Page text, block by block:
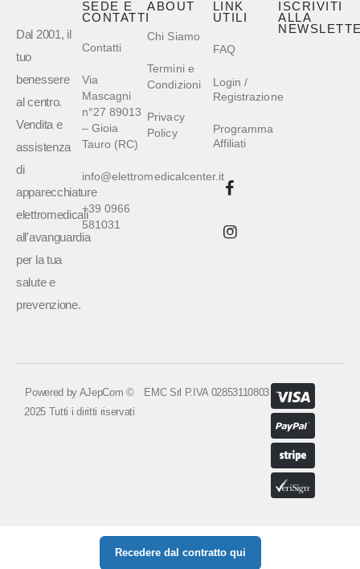
Dal 2001, il
tuo
benessere
al centro.
Vendita e
assistenza
di
apparecchiature
elettromedicali
all'avanguardia
per la tua
salute e
prevenzione.
LINK
UTILI
FAQ
Login /
Registrazione
Programma
Affiliati
ABOUT
Chi Siamo
Termini e
Condizioni
Privacy
Policy
SEDE E
CONTATTI
Contatti
Via
Mascagni
n°27 89013
– Gioia
Tauro (RC)
info@elettromedicalcenter.it
+39 0966
581031
ISCRIVITI
ALLA
Powered by AJepCom ©
2025 Tutti i diritti riservati
EMC Srl P.IVA 02853110803
Recedere dal contratto qui